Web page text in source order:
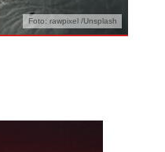
Foto: rawpixel /Unsplash